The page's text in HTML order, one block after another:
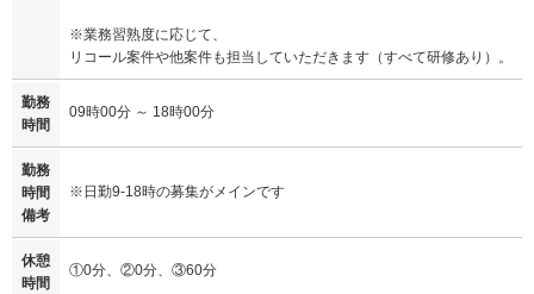
※業務習熟度に応じて、
リコール案件や他案件も担当していただきます（すべて研修あり）。
勤務
時間
09時00分 ～ 18時00分
勤務
時間
備考
※日勤9-18時の募集がメインです
休憩
時間
①0分、②0分、③60分